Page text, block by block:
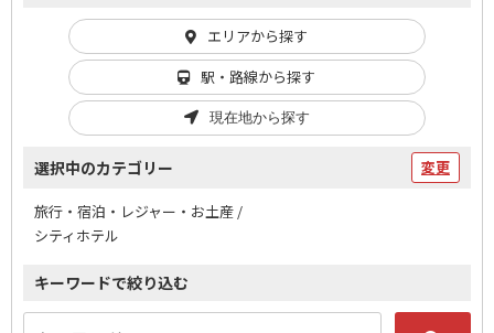
エリアから探す
駅・路線から探す
現在地から探す
選択中のカテゴリー 変更
旅行・宿泊・レジャー・お土産 /
シティホテル
キーワードで絞り込む